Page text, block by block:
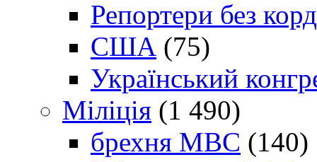
Репортери без
США (75)
Український
Міліція (1 490)
брехня МВС (140)